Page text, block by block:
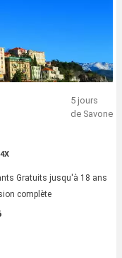
5 jours
de Savone
Gratuits jusqu'à 18 ans
complète